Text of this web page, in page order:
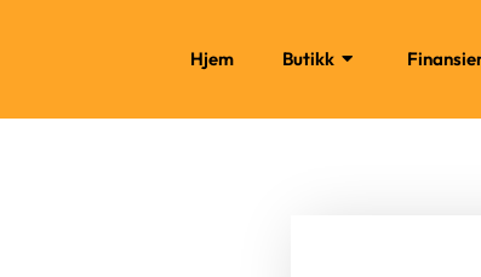
Hjem Butikk